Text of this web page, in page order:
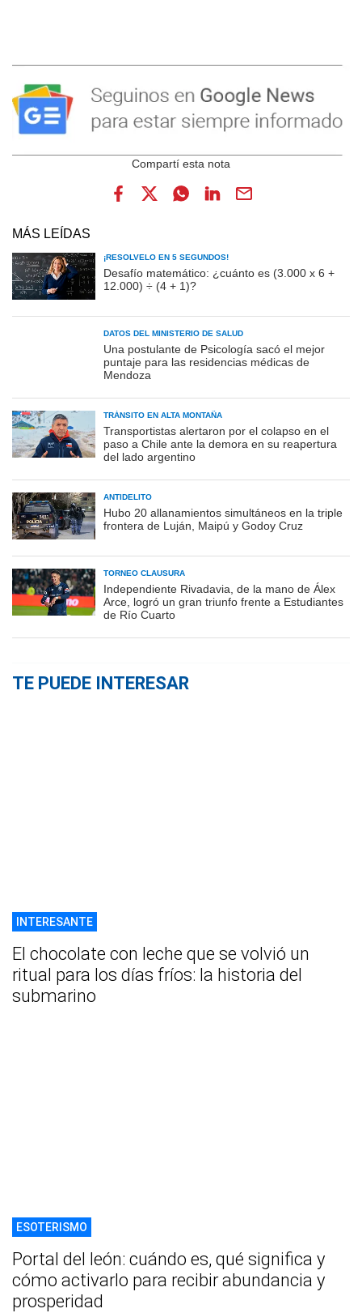
MÁS LEÍDAS
¡RESOLVELO EN 5 SEGUNDOS!
Desafío matemático: ¿cuánto es (3.000 x 6 +
12.000) ÷ (4 + 1)?
DATOS DEL MINISTERIO DE SALUD
Una postulante de Psicología sacó el mejor
puntaje para las residencias médicas de
Mendoza
TRÁNSITO EN ALTA MONTAÑA
Transportistas alertaron por el colapso en el
paso a Chile ante la demora en su reapertura
del lado argentino
ANTIDELITO
Hubo 20 allanamientos simultáneos en la triple
frontera de Luján, Maipú y Godoy Cruz
TORNEO CLAUSURA
Independiente Rivadavia, de la mano de Álex
Arce, logró un gran triunfo frente a Estudiantes
de Río Cuarto
TE PUEDE INTERESAR
INTERESANTE
El chocolate con leche que se volvió un
ritual para los días fríos: la historia del
submarino
ESOTERISMO
Portal del león: cuándo es, qué significa y
cómo activarlo para recibir abundancia y
prosperidad